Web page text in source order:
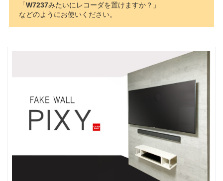
「W7237みたいにレコーダを置けますか？」
などのようにお使いください。